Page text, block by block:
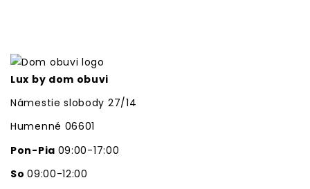
Lux by dom obuvi
Námestie slobody 27/14
Humenné 06601
Pon-Pia 09:00-17:00
So09:00-12:00